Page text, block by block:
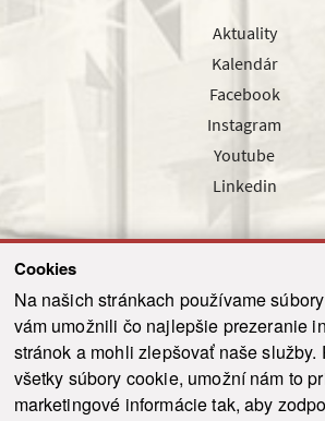
Cookies
Na našich stránkach používame
vám umožnili čo najlepšie prezeranie
stránok a mohli zlepšovať naše
všetky súbory cookie, umožní nám to
marketingové informácie tak, aby
Aktuality
Kalendár
Facebook
Instagram
Youtube
Linkedin
Odoslať